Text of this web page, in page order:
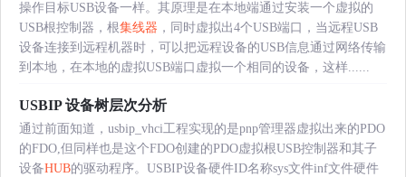
操作目标USB设备一样。其原理是在本地端通过安装一个虚拟的
USB根控制器，根集线器 ，同时虚拟出4个USB端口，当远程USB
设备连接到远程机器时，可以把远程设备的USB信息通过网络传输
到本地，在本地的虚拟USB端口虚拟一个相同的设备，这样......
USBIP 设备树层次分析
通过前面知道，usbip_vhci工程实现的是pnp管理器虚拟出来的PDO
的FDO,但同样也是这个FDO创建的PDO虚拟根USB控制器和其子
设备HUB的驱动程序。USBIP设备硬件ID名称sys文件inf文件硬件